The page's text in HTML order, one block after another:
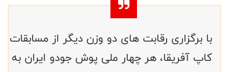
با برگزاری رقابت های دو وزن دیگر از مسابقات
کاپ آفریقا، هر چهار ملی پوش جودو ایران به